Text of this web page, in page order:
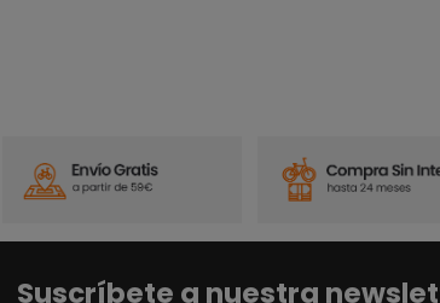
Suscríbete a nuestra